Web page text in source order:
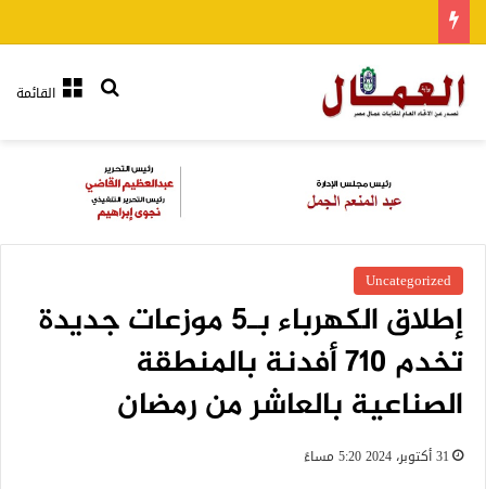
القائمةبحث عن
Uncategorized
إطلاق الكهرباء بـ5 موزعات جديدة
تخدم 710 أفدنة بالمنطقة
الصناعية بالعاشر من رمضان
31 أكتوبر، 2024 5:20 مساءً